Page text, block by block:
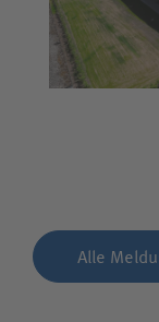
Alle